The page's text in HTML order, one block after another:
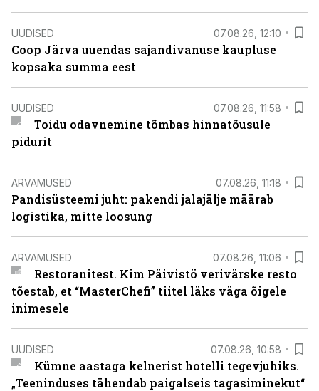
UUDISED 07.08.26, 12:10
Coop Järva uuendas sajandivanuse kaupluse
kopsaka summa eest
UUDISED 07.08.26, 11:58
Toidu odavnemine tõmbas hinnatõusule
pidurit
ARVAMUSED 07.08.26, 11:18
Pandisüsteemi juht: pakendi jalajälje määrab
logistika, mitte loosung
ARVAMUSED 07.08.26, 11:06
Restoranitest. Kim Päivistö verivärske resto
tõestab, et “MasterChefi” tiitel läks väga õigele
inimesele
UUDISED 07.08.26, 10:58
Kümne aastaga kelnerist hotelli tegevjuhiks.
„Teeninduses tähendab paigalseis tagasiminekut“